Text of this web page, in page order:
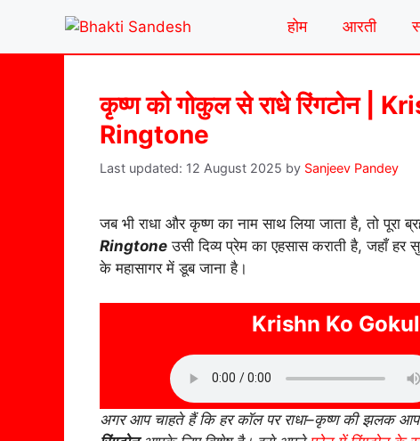
content
होम आरती
कृष्ण को गोकुल से राधे रिंगटोन |
Ringtone
12 August 2025 by Sanjeev Pandey
जब भी राधा और कृष्ण का नाम साथ लिया जाता है, तो पूरा
Ringtone उसी दिव्य प्रेम का एहसास कराती है, जहाँ हर
के महासागर में डूब जाना है।
Krishn Ko
अगर आप चाहते हैं कि हर कॉल पर राधा–कृष्ण की झलक